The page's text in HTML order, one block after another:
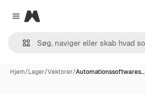
Close menu
Magnific
Hjem/Lager/Vektorer/Automationssoftwares…